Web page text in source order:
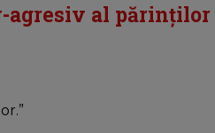
agresiv al părinților